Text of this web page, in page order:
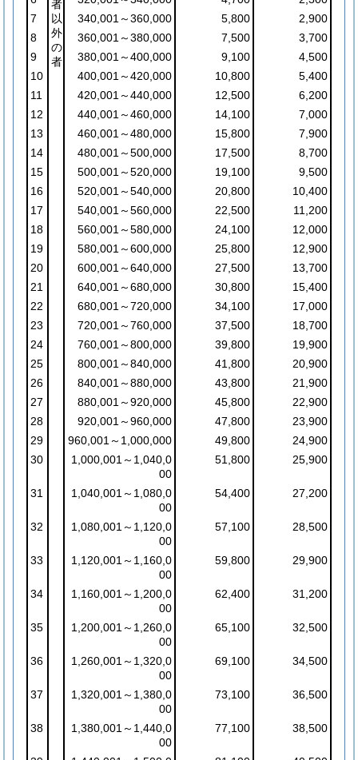
者
以
外
の
者
7
340,001～360,000 5,800
2,900
8
360,001～380,000 7,500
3,700
9
380,001～400,000 9,100
4,500
10
400,001～420,000 10,800
5,400
11
420,001～440,000 12,500
6,200
12
440,001～460,000 14,100
7,000
13
460,001～480,000 15,800
7,900
14
480,001～500,000 17,500
8,700
15
500,001～520,000 19,100
9,500
16
520,001～540,000 20,800
10,400
17
540,001～560,000 22,500
11,200
18
560,001～580,000 24,100
12,000
19
580,001～600,000 25,800
12,900
20
600,001～640,000 27,500
13,700
21
640,001～680,000 30,800
15,400
22
680,001～720,000 34,100
17,000
23
720,001～760,000 37,500
18,700
24
760,001～800,000 39,800
19,900
25
800,001～840,000 41,800
20,900
26
840,001～880,000 43,800
21,900
27
880,001～920,000 45,800
22,900
28
920,001～960,000 47,800
23,900
29
960,001～1,000,000 49,800
24,900
30
1,000,001～1,040,0
00
51,800 25,900
31
1,040,001～1,080,0
00
54,400 27,200
32
1,080,001～1,120,0
00
57,100 28,500
33
1,120,001～1,160,0
00
59,800 29,900
34
1,160,001～1,200,0
00
62,400 31,200
35
1,200,001～1,260,0
00
65,100 32,500
36
1,260,001～1,320,0
00
69,100 34,500
37
1,320,001～1,380,0
00
73,100 36,500
38
1,380,001～1,440,0
00
77,100 38,500